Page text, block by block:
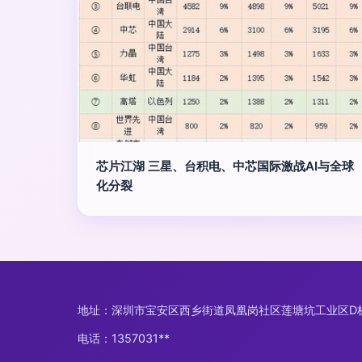
芯片江湖 三星、台积电、中芯国际激战AI与全球
化分裂
地址：深圳市宝安区西乡街道凤凰岗社区莲塘坑工业区
电话：1357031**